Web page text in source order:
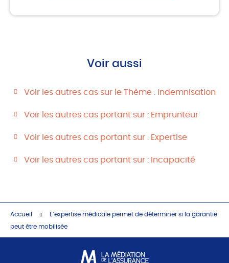
Voir aussi
Voir les autres cas sur le Thème : Indemnisation
Voir les autres cas portant sur : Emprunteur
Voir les autres cas portant sur : Expertise
Voir les autres cas portant sur : Incapacité
Accueil
L’expertise médicale permet de déterminer si la garantie
peut être mobilisée